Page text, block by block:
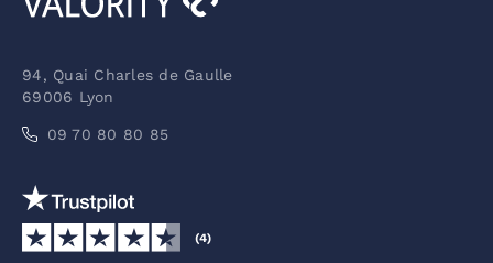
94, Quai Charles de Gaulle
69006 Lyon
09 70 80 80 85
(4)